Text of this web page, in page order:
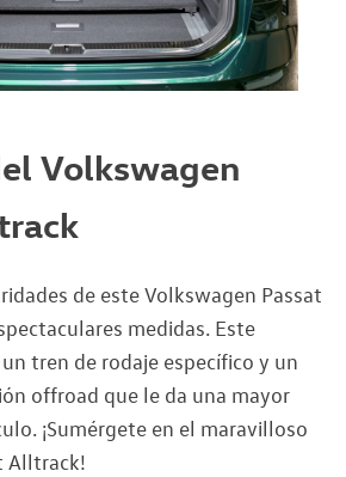
Volkswagen
de este Volkswagen Passat
medidas. Este
tren de rodaje específico y un
offroad que le da una mayor
¡Sumérgete en el maravilloso
Alltrack!